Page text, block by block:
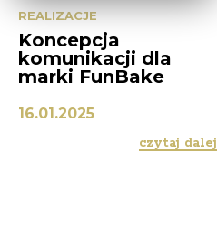
REALIZACJE
Koncepcja
komunikacji dla
marki FunBake
16.01.2025
czytaj dalej